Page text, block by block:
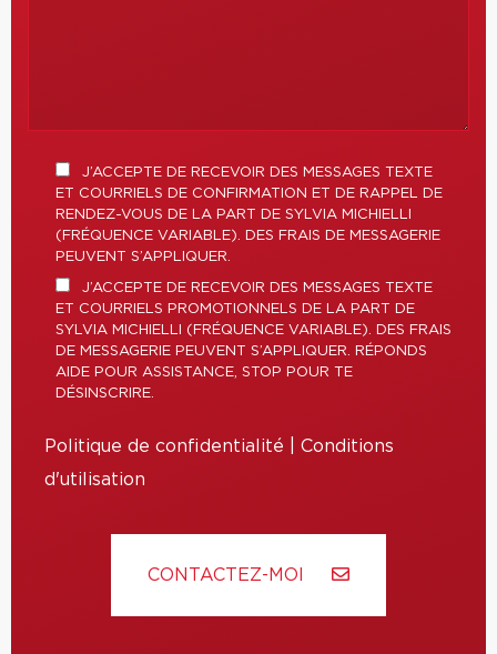
J’ACCEPTE DE RECEVOIR DES MESSAGES TEXTE
ET COURRIELS DE CONFIRMATION ET DE RAPPEL DE
RENDEZ-VOUS DE LA PART DE SYLVIA MICHIELLI
(FRÉQUENCE VARIABLE). DES FRAIS DE MESSAGERIE
PEUVENT S’APPLIQUER.
J’ACCEPTE DE RECEVOIR DES MESSAGES TEXTE
ET COURRIELS PROMOTIONNELS DE LA PART DE
SYLVIA MICHIELLI (FRÉQUENCE VARIABLE). DES FRAIS
DE MESSAGERIE PEUVENT S’APPLIQUER. RÉPONDS
AIDE POUR ASSISTANCE, STOP POUR TE
DÉSINSCRIRE.
Politique de confidentialité
Conditions
d'utilisation
CONTACTEZ-MOI